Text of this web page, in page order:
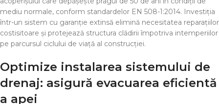
mediu normale, conform standardelor EN 508-1:2014. Investiția
într-un sistem cu garanție extinsă elimină necesitatea reparațiilor
costisitoare și protejează structura clădirii împotriva intemperiilor
pe parcursul ciclului de viață al construcției.
Optimize instalarea sistemului de
drenaj: asigură evacuarea eficientă
a apei